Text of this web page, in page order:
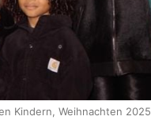
Kindern, Weihnachten 2025